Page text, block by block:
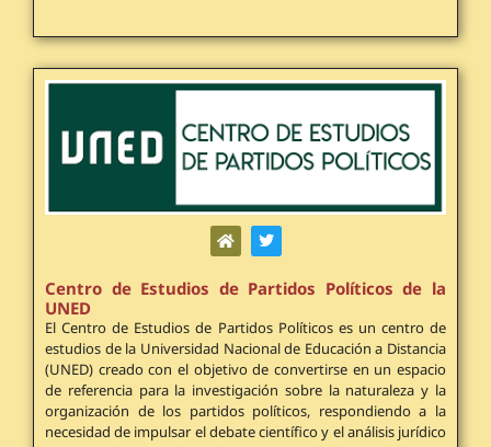
Centro de Estudios de Partidos Políticos de la
UNED
El Centro de Estudios de Partidos Políticos es un centro de
estudios de la Universidad Nacional de Educación a Distancia
(UNED) creado con el objetivo de convertirse en un espacio
de referencia para la investigación sobre la naturaleza y la
organización de los partidos políticos, respondiendo a la
necesidad de impulsar el debate científico y el análisis jurídico